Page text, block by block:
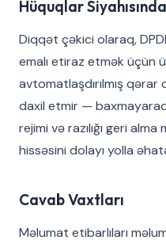
Hüquqlar
Diqqət çəkici olaraq,
emalı etiraz etmək üçün
avtomatlaşdırılmış qərar
daxil etmir — baxmayaraq
rejimi və razılığı geri
hissəsini dolayı yolla
Cavab Vaxtları
Məlumat etibarlıları